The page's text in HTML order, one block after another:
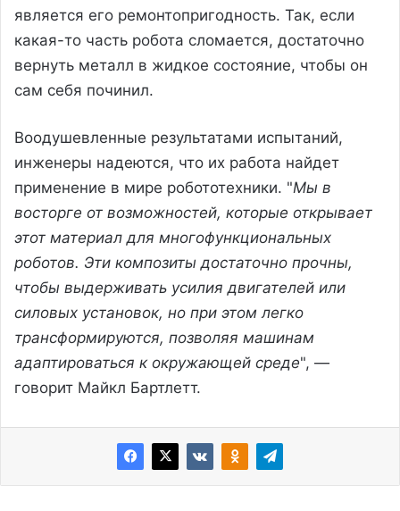
является его ремонтопригодность. Так, если
какая-то часть робота сломается, достаточно
вернуть металл в жидкое состояние, чтобы он
сам себя починил.
Воодушевленные результатами испытаний,
инженеры надеются, что их работа найдет
применение в мире робототехники. "Мы в
восторге от возможностей, которые открывает
этот материал для многофункциональных
роботов. Эти композиты достаточно прочны,
чтобы выдерживать усилия двигателей или
силовых установок, но при этом легко
трансформируются, позволяя машинам
адаптироваться к окружающей среде", —
говорит Майкл Бартлетт.